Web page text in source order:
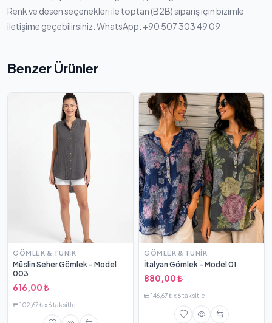
Renk ve desen seçenekleri ile toptan (B2B) sipariş için bizimle
iletişime geçebilirsiniz. WhatsApp: +90 507 303 49 09
Benzer Ürünler
GÖMLEK & TUNIK
Müslin Seher Gömlek - Model
003
616,00 ₺
102,67 ₺ x 6 taksitle
GÖMLEK & TUNIK
İtalyan Gömlek - Model 01
880,00 ₺
146,67 ₺ x 6 taksitle